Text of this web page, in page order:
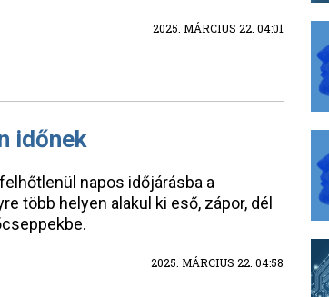
2025. MÁRCIUS 22. 04:01
időnek
napos időjárásba a
több helyen alakul ki eső, zápor, dél
2025. MÁRCIUS 22. 04:58